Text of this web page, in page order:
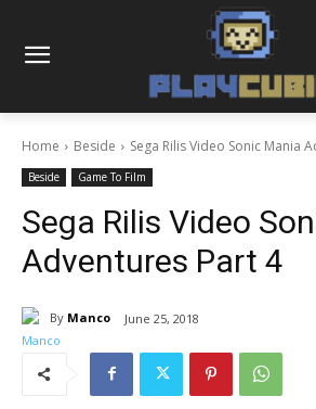
Home Beside Sega Rilis Video Sonic Mania
Beside Game To Film
Sega Rilis Video
Adventures Part 4
By Manco June 25, 2018